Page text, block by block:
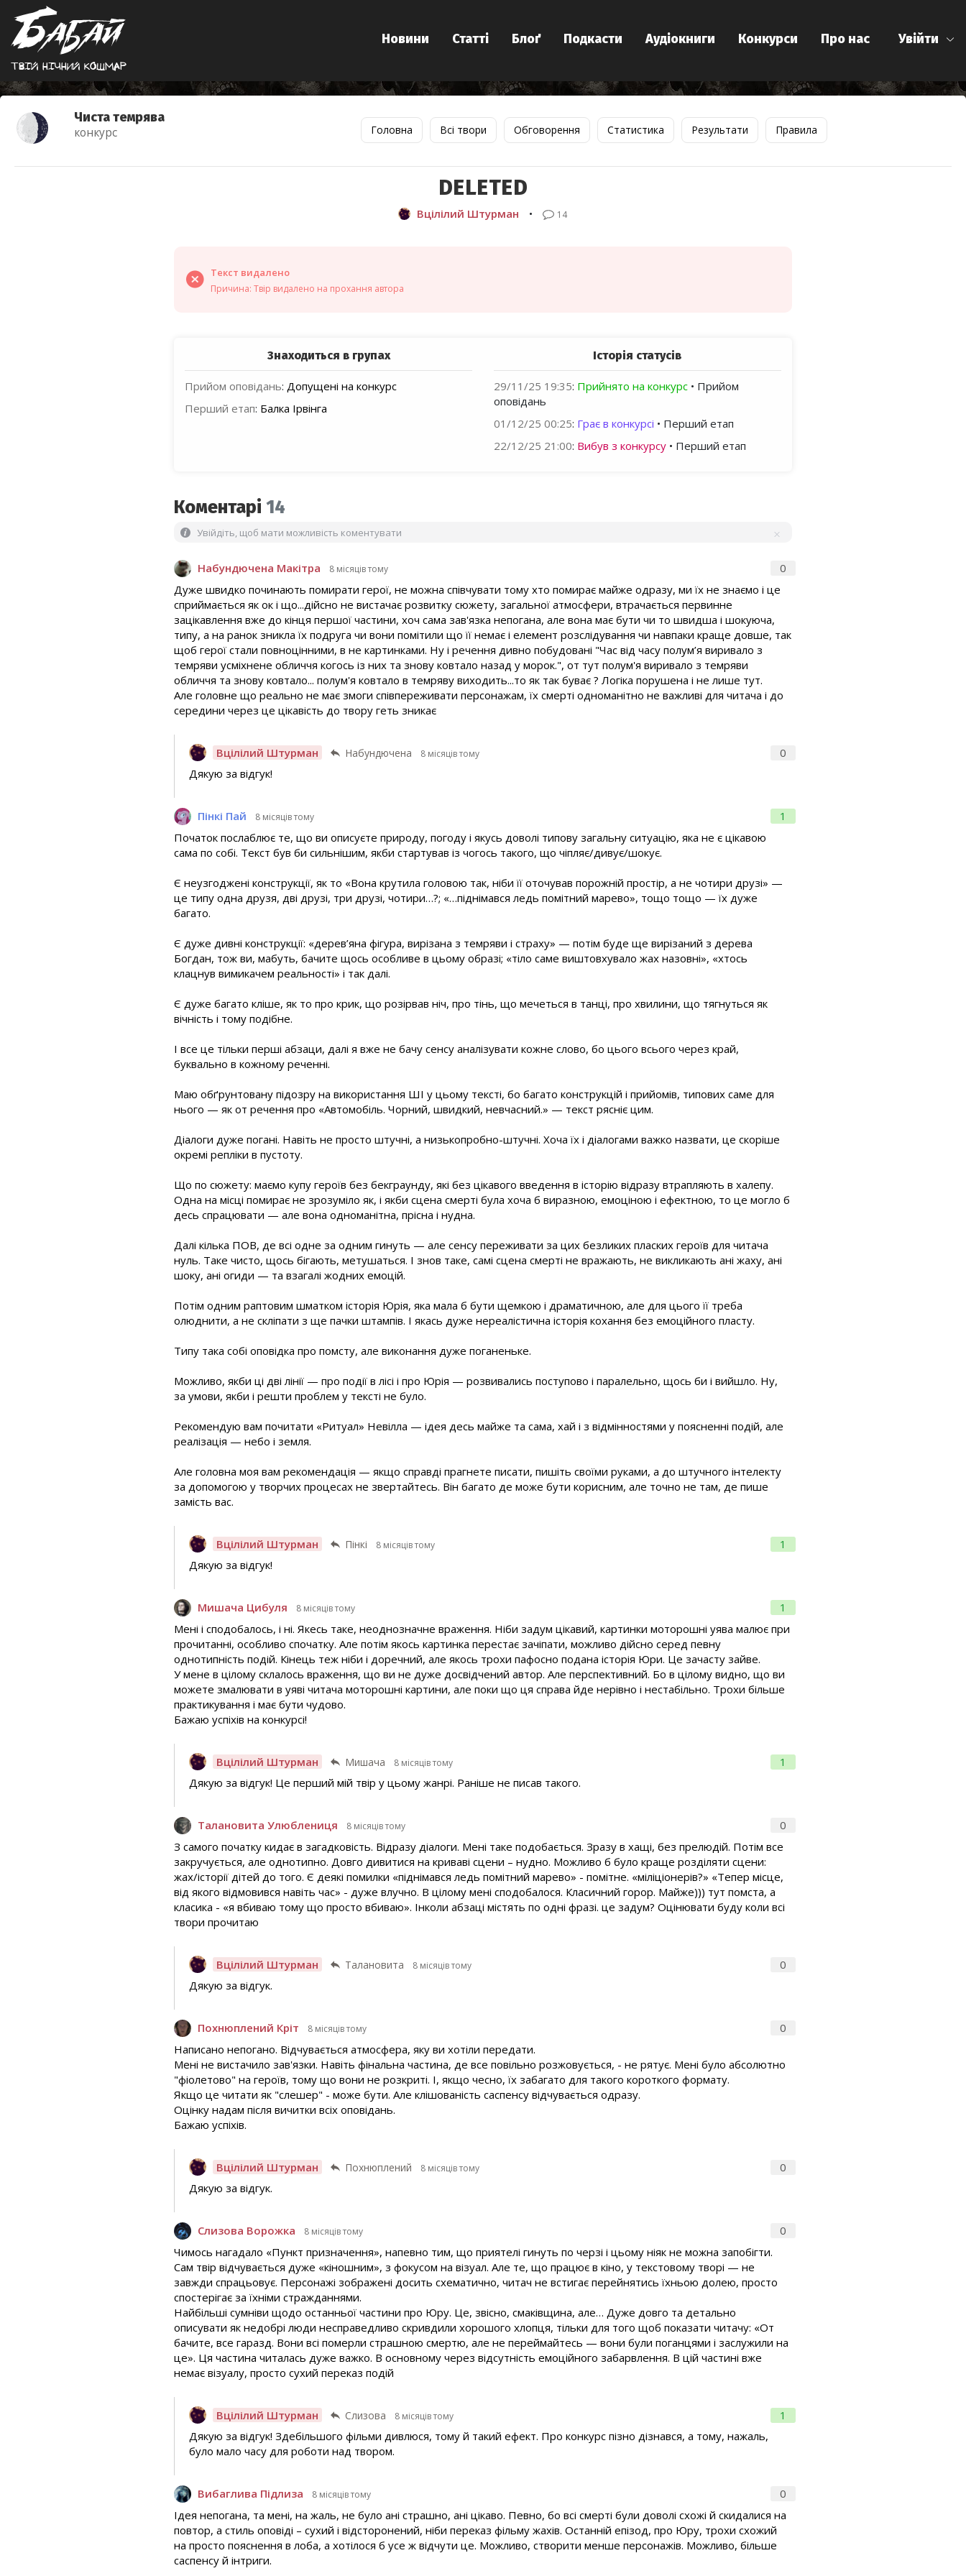
Твiй нiчний кошмар
Увійти
Новини Статті Блоґ Подкасти Аудіокниги Конкурси Про нас
Чиста темрява
конкурс Головна Всі твори Обговорення Статистика Результати Правила
DELETED
Вцілілий Штурман • 14
Текст видалено
Причина: Твір видалено на прохання автора
Знаходиться в групах
Прийом оповідань:Допущені на конкурс
Перший етап: Балка Ірвінга
Історія статусів
29/11/25 19:35: Прийнято на конкурс• Прийом
оповідань
01/12/25 00:25: Грає в конкурсі • Перший етап
22/12/25 21:00: Вибув з конкурсу• Перший етап
Коментарі14
Увійдіть, щоб мати можливість коментувати
Набундючена Макітра 8 місяців тому
0
Дуже швидко починають помирати герої, не можна співчувати тому хто помирає майже одразу, ми їх не знаємо і це
сприймається як ок і що...дійсно не вистачає розвитку сюжету, загальної атмосфери, втрачається первинне
зацікавлення вже до кінця першої частини, хоч сама зав'язка непогана, але вона має бути чи то швидша і шокуюча,
типу, а на ранок зникла їх подруга чи вони помітили що її немає і елемент розслідування чи навпаки краще довше, так
щоб герої стали повноцінними, в не картинками. Ну і речення дивно побудовані "Час від часу полум’я виривало з
темряви усміхнене обличчя когось із них та знову ковтало назад у морок.", от тут полум'я виривало з темряви
обличчя та знову ковтало... полум'я ковтало в темряву виходить...то як так буває ? Логіка порушена і не лише тут.
Але головне що реально не має змоги співпереживати персонажам, їх смерті одноманітно не важливі для читача і до
середини через це цікавість до твору геть зникає
Вцілілий Штурман Набундючена 8 місяців тому
0
Дякую за відгук!
Пінкі Пай 8 місяців тому
1
Початок послаблює те, що ви описуєте природу, погоду і якусь доволі типову загальну ситуацію, яка не є цікавою
сама по собі. Текст був би сильнішим, якби стартував із чогось такого, що чіпляє/дивує/шокує.
Є неузгоджені конструкції, як то «Вона крутила головою так, ніби її оточував порожній простір, а не чотири друзі» —
це типу одна друзя, дві друзі, три друзі, чотири…?; «…піднімався ледь помітний марево», тощо тощо — їх дуже
багато.
Є дуже дивні конструкції: «дерев’яна фігура, вирізана з темряви і страху» — потім буде ще вирізаний з дерева
Богдан, тож ви, мабуть, бачите щось особливе в цьому образі; «тіло саме виштовхувало жах назовні», «хтось
клацнув вимикачем реальності» і так далі.
Є дуже багато кліше, як то про крик, що розірвав ніч, про тінь, що мечеться в танці, про хвилини, що тягнуться як
вічність і тому подібне.
І все це тільки перші абзаци, далі я вже не бачу сенсу аналізувати кожне слово, бо цього всього через край,
буквально в кожному реченні.
Маю обґрунтовану підозру на використання ШІ у цьому тексті, бо багато конструкцій і прийомів, типових саме для
нього — як от речення про «Автомобіль. Чорний, швидкий, невчасний.» — текст рясніє цим.
Діалоги дуже погані. Навіть не просто штучні, а низькопробно-штучні. Хоча їх і діалогами важко назвати, це скоріше
окремі репліки в пустоту.
Що по сюжету: маємо купу героїв без бекграунду, які без цікавого введення в історію відразу втрапляють в халепу.
Одна на місці помирає не зрозуміло як, і якби сцена смерті була хоча б виразною, емоціною і ефектною, то це могло б
десь спрацювати — але вона одноманітна, прісна і нудна.
Далі кілька ПОВ, де всі одне за одним гинуть — але сенсу переживати за цих безликих пласких героїв для читача
нуль. Таке чисто, щось бігають, метушаться. І знов таке, самі сцена смерті не вражають, не викликають ані жаху, ані
шоку, ані огиди — та взагалі жодних емоцій.
Потім одним раптовим шматком історія Юрія, яка мала б бути щемкою і драматичною, але для цього її треба
олюднити, а не скліпати з ще пачки штампів. І якась дуже нереалістична історія кохання без емоційного пласту.
Типу така собі оповідка про помсту, але виконання дуже поганеньке.
Можливо, якби ці дві лінії — про події в лісі і про Юрія — розвивались поступово і паралельно, щось би і вийшло. Ну,
за умови, якби і решти проблем у тексті не було.
Рекомендую вам почитати «Ритуал» Невілла — ідея десь майже та сама, хай і з відмінностями у поясненні подій, але
реалізація — небо і земля.
Але головна моя вам рекомендація — якщо справді прагнете писати, пишіть своїми руками, а до штучного інтелекту
за допомогою у творчих процесах не звертайтесь. Він багато де може бути корисним, але точно не там, де пише
замість вас.
Вцілілий Штурман Пінкі 8 місяців тому
1
Дякую за відгук!
Мишача Цибуля 8 місяців тому
1
Мені і сподобалось, і ні. Якесь таке, неоднозначне враження. Ніби задум цікавий, картинки моторошні уява малює при
прочитанні, особливо спочатку. Але потім якось картинка перестає зачіпати, можливо дійсно серед певну
однотипність подій. Кінець теж ніби і доречний, але якось трохи пафосно подана історія Юри. Це зачасту зайве.
У мене в цілому склалось враження, що ви не дуже досвідчений автор. Але перспективний. Бо в цілому видно, що ви
можете змалювати в уяві читача моторошні картини, але поки що ця справа йде нерівно і нестабільно. Трохи більше
практикування і має бути чудово.
Бажаю успіхів на конкурсі!
Вцілілий Штурман Мишача 8 місяців тому
1
Дякую за відгук! Це перший мій твір у цьому жанрі. Раніше не писав такого.
Талановита Улюблениця 8 місяців тому
0
З самого початку кидає в загадковість. Відразу діалоги. Мені таке подобається. Зразу в хащі, без прелюдій. Потім все
закручується, але однотипно. Довго дивитися на криваві сцени – нудно. Можливо б було краще розділяти сцени:
жах/історії дітей до того. Є деякі помилки «піднімався ледь помітний марево» - помітне. «міліціонерів?» «Тепер місце,
від якого відмовився навіть час» - дуже влучно. В цілому мені сподобалося. Класичний горор. Майже))) тут помста, а
класика - «я вбиваю тому що просто вбиваю». Інколи абзаці містять по одні фразі. це задум? Оцінювати буду коли всі
твори прочитаю
Вцілілий Штурман Талановита 8 місяців тому
0
Дякую за відгук.
Похнюплений Кріт 8 місяців тому
0
Написано непогано. Відчувається атмосфера, яку ви хотіли передати.
Мені не вистачило зав'язки. Навіть фінальна частина, де все повільно розжовується, - не рятує. Мені було абсолютно
"фіолетово" на героїв, тому що вони не розкриті. І, якщо чесно, їх забагато для такого короткого формату.
Якщо це читати як "слешер" - може бути. Але клішованість саспенсу відчувається одразу.
Оцінку надам після вичитки всіх оповідань.
Бажаю успіхів.
Вцілілий Штурман Похнюплений 8 місяців тому
0
Дякую за відгук.
Слизова Ворожка 8 місяців тому
0
Чимось нагадало «Пункт призначення», напевно тим, що приятелі гинуть по черзі і цьому ніяк не можна запобігти.
Сам твір відчувається дуже «кіношним», з фокусом на візуал. Але те, що працює в кіно, у текстовому творі — не
завжди спрацьовує. Персонажі зображені досить схематично, читач не встигає перейнятись їхньою долею, просто
спостерігає за їхніми стражданнями.
Найбільші сумніви щодо останньої частини про Юру. Це, звісно, смаківщина, але… Дуже довго та детально
описувати як недобрі люди несправедливо скривдили хорошого хлопця, тільки для того щоб показати читачу: «От
бачите, все гаразд. Вони всі померли страшною смертю, але не переймайтесь — вони були поганцями і заслужили на
це». Ця частина читалась дуже важко. В основному через відсутність емоційного забарвлення. В цій частині вже
немає візуалу, просто сухий переказ подій
Вцілілий Штурман Слизова 8 місяців тому
1
Дякую за відгук! Здебільшого фільми дивлюся, тому й такий ефект. Про конкурс пізно дізнався, а тому, нажаль,
було мало часу для роботи над твором.
Вибаглива Підлиза 8 місяців тому
0
Ідея непогана, та мені, на жаль, не було ані страшно, ані цікаво. Певно, бо всі смерті були доволі схожі й скидалися на
повтор, а стиль оповіді – сухий і відсторонений, ніби переказ фільму жахів. Останній епізод, про Юру, трохи схожий
на просто пояснення в лоба, а хотілося б усе ж відчути це. Можливо, створити менше персонажів. Можливо, більше
саспенсу й інтриги.